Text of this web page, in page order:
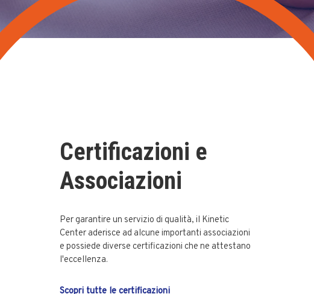
Certificazioni e
Associazioni
Per garantire un servizio di qualità, il Kinetic
Center aderisce ad alcune importanti associazioni
e possiede diverse certificazioni che ne attestano
l'eccellenza.
Scopri tutte le certificazioni